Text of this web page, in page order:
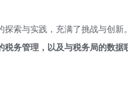
索与实践，充满了挑战与创新
务管理，以及与税务局的数据